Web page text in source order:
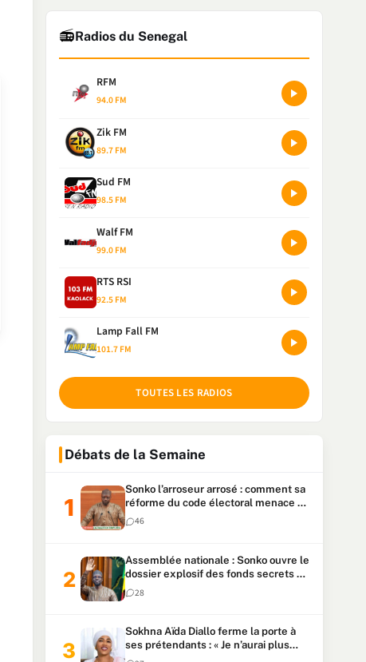
📻Radios du Senegal
RFM
94.0 FM
Zik FM
89.7 FM
Sud FM
98.5 FM
Walf FM
99.0 FM
RTS RSI
92.5 FM
Lamp Fall FM
101.7 FM
TOUTES LES RADIOS
Débats de la Semaine
Sonko l’arroseur arrosé : comment sa
réforme du code électoral menace sa
candidature
46
Assemblée nationale : Sonko ouvre le
dossier explosif des fonds secrets et
du patrimoine présidentiel
28
Sokhna Aïda Diallo ferme la porte à
ses prétendants : « Je n’aurai plus
jamais un autre mari »